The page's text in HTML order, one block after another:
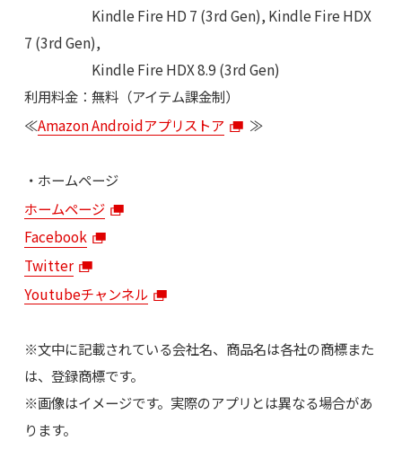
Kindle Fire HD 7 (3rd Gen), Kindle Fire HDX
7 (3rd Gen),
Kindle Fire HDX 8.9 (3rd Gen)
利用料金：無料（アイテム課金制）
≪Amazon Androidアプリストア ≫
・ホームページ
ホームページ
Facebook
Twitter
Youtubeチャンネル
※文中に記載されている会社名、商品名は各社の商標また
は、登録商標です。
※画像はイメージです。実際のアプリとは異なる場合があ
ります。